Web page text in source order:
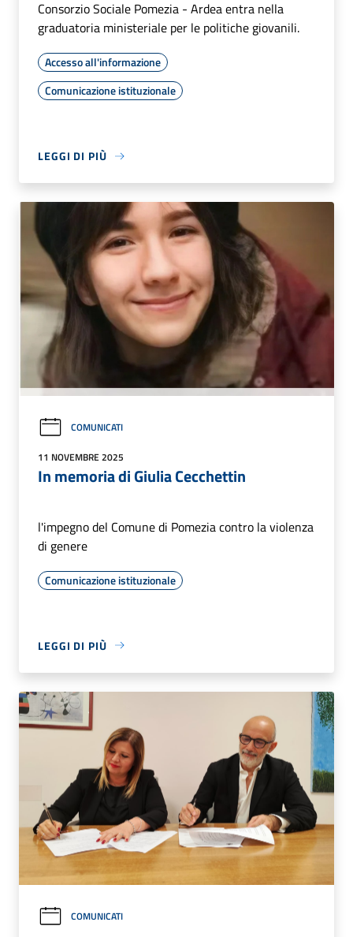
Consorzio Sociale Pomezia - Ardea entra nella
graduatoria ministeriale per le politiche giovanili.
Accesso all'informazione
Comunicazione istituzionale
LEGGI DI PIÙ
COMUNICATI
11 NOVEMBRE 2025
In memoria di Giulia Cecchettin
l'impegno del Comune di Pomezia contro la violenza
di genere
Comunicazione istituzionale
LEGGI DI PIÙ
COMUNICATI